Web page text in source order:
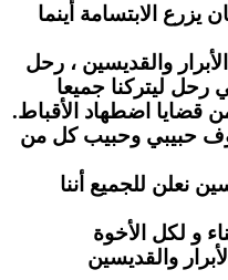
الابتسامة أينما
والقديسين ، رحل
رحل ليتركنا جميعا
قضايا اضطهاد الأقباط.
حبيبي وحبيب كل من
نعلن للجميع أننا
و لكل الأخوة
والقديسين